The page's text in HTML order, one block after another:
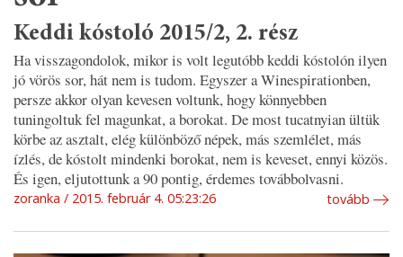
Keddi kóstoló 2015/2, 2. rész
Ha visszagondolok, mikor is volt legutóbb keddi kóstolón ilyen
jó vörös sor, hát nem is tudom. Egyszer a Winespirationben,
persze akkor olyan kevesen voltunk, hogy könnyebben
tuningoltuk fel magunkat, a borokat. De most tucatnyian ültük
körbe az asztalt, elég különböző népek, más szemlélet, más
ízlés, de kóstolt mindenki borokat, nem is keveset, ennyi közös.
És igen, eljutottunk a 90 pontig, érdemes továbbolvasni.
zoranka 2015. február 4. 05:23:26 tovább